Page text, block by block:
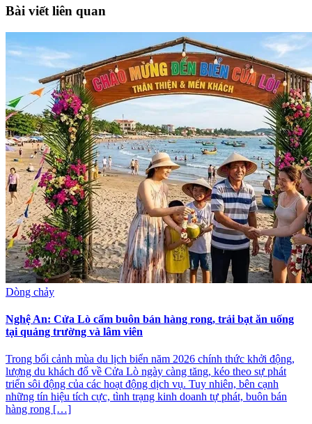
Bài viết liên quan
Dòng chảy
Nghệ An: Cửa Lò cấm buôn bán hàng rong, trải bạt ăn uống
tại quảng trường và lâm viên
Trong bối cảnh mùa du lịch biển năm 2026 chính thức khởi động,
lượng du khách đổ về Cửa Lò ngày càng tăng, kéo theo sự phát
triển sôi động của các hoạt động dịch vụ. Tuy nhiên, bên cạnh
những tín hiệu tích cực, tình trạng kinh doanh tự phát, buôn bán
hàng rong […]